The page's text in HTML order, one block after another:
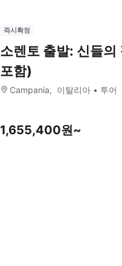
즉시확정
소렌토 출발: 신들의
포함)
Campania 이탈리아 투어
1,655,400원~